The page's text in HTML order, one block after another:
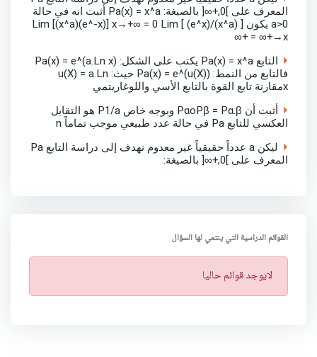
المعرف على ]0,+∞[ بالصيغة: Pa(x) = x^a أثبت انه في حالة
a>0 يكون Lim [(x^a)(e^-x)] x→+∞ = 0 Lim [ (e^x)/(x^a) ]
x→+∞ = +∞
التابع Pa(x) = x^a يكتب على الشكل: Pa(x) = e^(a.Ln x)
فالتابع من النمط: Pa(x) = e^(u(X)) حيث: u(X) = a.Ln
xمقارنة تابع القوة بالتابع الأسي واللوغاريتمي
أثبت أن PαoPβ = Pα.β وبوجه خاص P1/a هو التقابل
العكسي للتابع Pa في حالة عدد طبيعي موجب تماماً n
ليكن a عدداً حقيقياً غير معدوم نهدف إلى دراسة التابع Pa
المعرف على ]0,+∞[ بالصيغة:
القوائم الدراسية التي ينتمي لها السؤال
ت
ن
لايوجد قوائم حاليا